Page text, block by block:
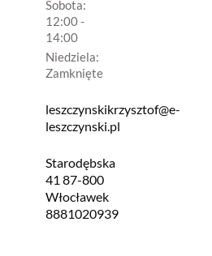
Sobota:
12:00 -
14:00
Niedziela:
Zamknięte
leszczynskikrzysztof@e-
leszczynski.pl
Starodębska
41 87-800
Włocławek
8881020939